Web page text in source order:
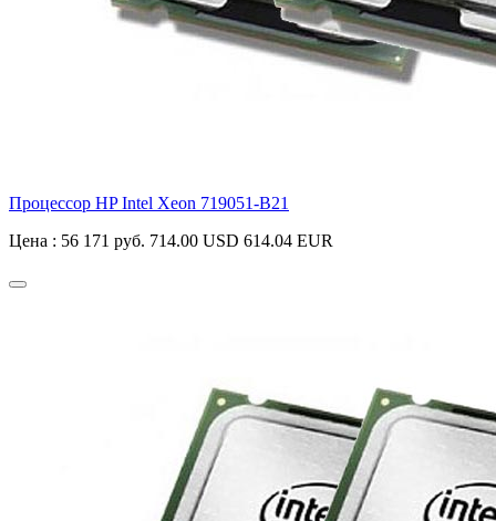
Процессор HP Intel Xeon 719051-B21
Цена : 56 171 руб. 714.00 USD 614.04 EUR